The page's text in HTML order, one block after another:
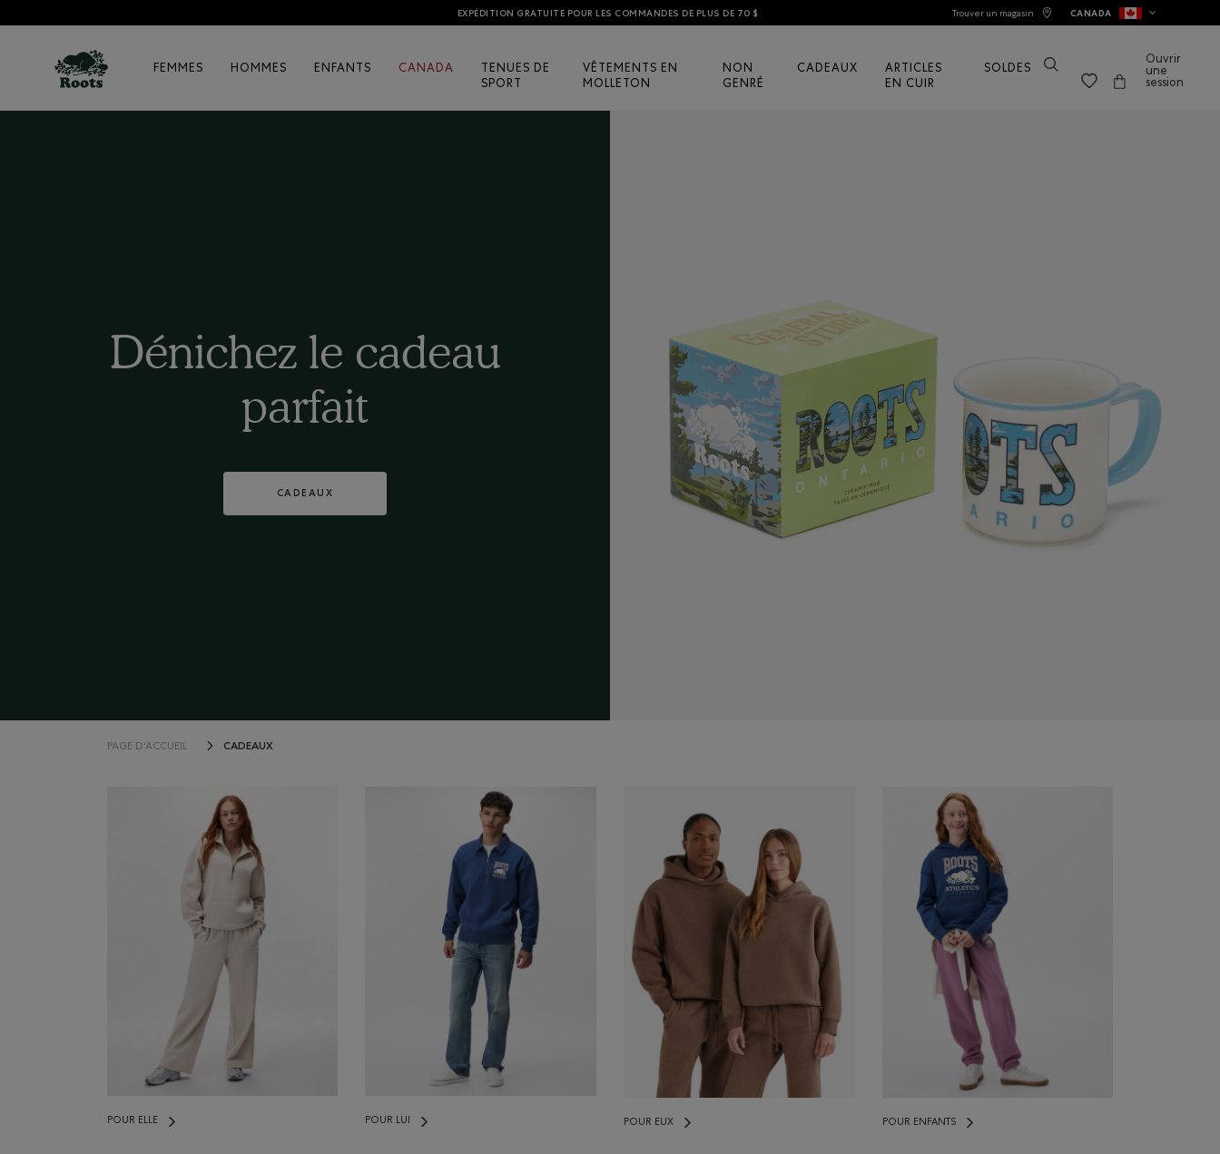
EXPÉDITION GRATUITE POUR LES COMMANDES DE PLUS DE 70 $ Trouver un magasin CANADA
FEMMES HOMMES ENFANTS CANADA
TENUES DE
SPORT
VÊTEMENTS EN
MOLLETON
NON
GENRÉ
CADEAUX
ARTICLES
EN CUIR
SOLDES
Ouvrir
une
session
Dénichez le cadeau
parfait
CADEAUX
PAGE D'ACCUEIL CADEAUX
POUR ELLE POUR LUI POUR EUX POUR ENFANTS